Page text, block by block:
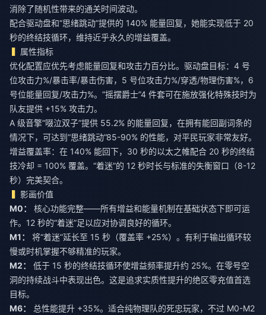
消除了随机性带来的通关时间波动。
配合驱动盘和“思绪跳动”提供的 140% 能量回复，她能实现低于 20
秒的终结技循环，维持近乎永久的增益覆盖。
属性指标
优化配置应优先考虑能量回复和攻击力百分比。驱动盘目标：4 号
位攻击力%/暴击率/暴击伤害，5 号位攻击力%/穿透/物理伤害%，6
号位能量回复/攻击力%。“摇摆爵士”4 件套可在施放强化特殊技时为
队友提供 +15% 攻击力。
A 级音擎“啜泣双子”提供 55.2% 的能量回复，在拥有能回副词条的
情况下，可达到“思绪跳动”85-90% 的性能，对平民玩家非常友好。
增益覆盖率：在 140% 能回下，30 秒的以太之帷配合 20 秒的终结
技冷却 = 100% 覆盖。“着迷”的 12 秒时长与标准的失衡窗口（8-12
秒）完美契合。
影画价值
M0：
核心功能完整——所有增益和能量机制在基础状态下即可运
作。12 秒的“着迷”足以应对协调良好的循环。
M1：
将“着迷”延长至 15 秒（覆盖率 +25%）。有利于输出循环较
慢或时机掌握不够精准的玩家。
M2：
低于 15 秒的终结技循环使增益频率提升约 25%。在零号空
洞的持续战斗中表现出色。这是追求实质性提升的绝区零充值首选
目标。
M6：
总性能提升 +35%。适合纯物理队的死忠玩家，不过 M0-M2